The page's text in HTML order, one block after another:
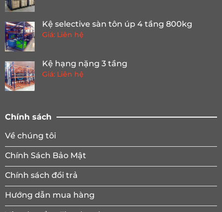
Kệ selective sàn tôn úp 4 tầng 800kg
Giá: Liên hệ
Kệ hạng nặng 3 tầng
Giá: Liên hệ
Chính sách
Về chúng tôi
Chính Sách Bảo Mật
Chính sách đổi trả
Hướng dẫn mua hàng